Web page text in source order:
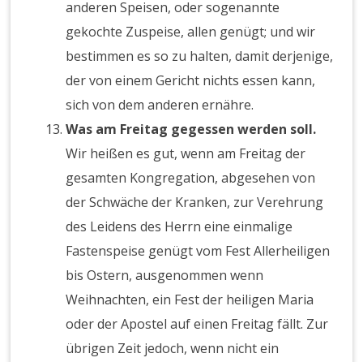
anderen Speisen, oder sogenannte
gekochte Zuspeise, allen genügt; und wir
bestimmen es so zu halten, damit derjenige,
der von einem Gericht nichts essen kann,
sich von dem anderen ernähre.
Was am Freitag gegessen werden soll.
Wir heißen es gut, wenn am Freitag der
gesamten Kongregation, abgesehen von
der Schwäche der Kranken, zur Verehrung
des Leidens des Herrn eine einmalige
Fastenspeise genügt vom Fest Allerheiligen
bis Ostern, ausgenommen wenn
Weihnachten, ein Fest der heiligen Maria
oder der Apostel auf einen Freitag fällt. Zur
übrigen Zeit jedoch, wenn nicht ein